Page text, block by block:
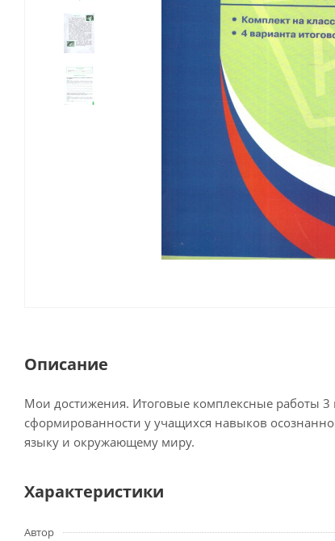
Описание
Мои достижения. Итоговые комплексные работы 3
сформированности у учащихся навыков
языку и окружающему миру.
Характеристики
Автор